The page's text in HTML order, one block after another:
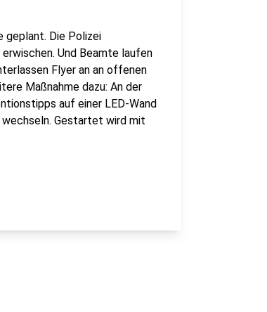
geplant. Die Polizei
Und Beamte laufen
Flyer an an offenen
Maßnahme dazu: An der
auf einer LED-Wand
Gestartet wird mit